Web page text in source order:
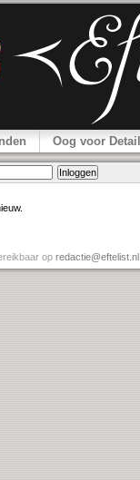
Oog voor Detail
op redactie@eftelist.nl